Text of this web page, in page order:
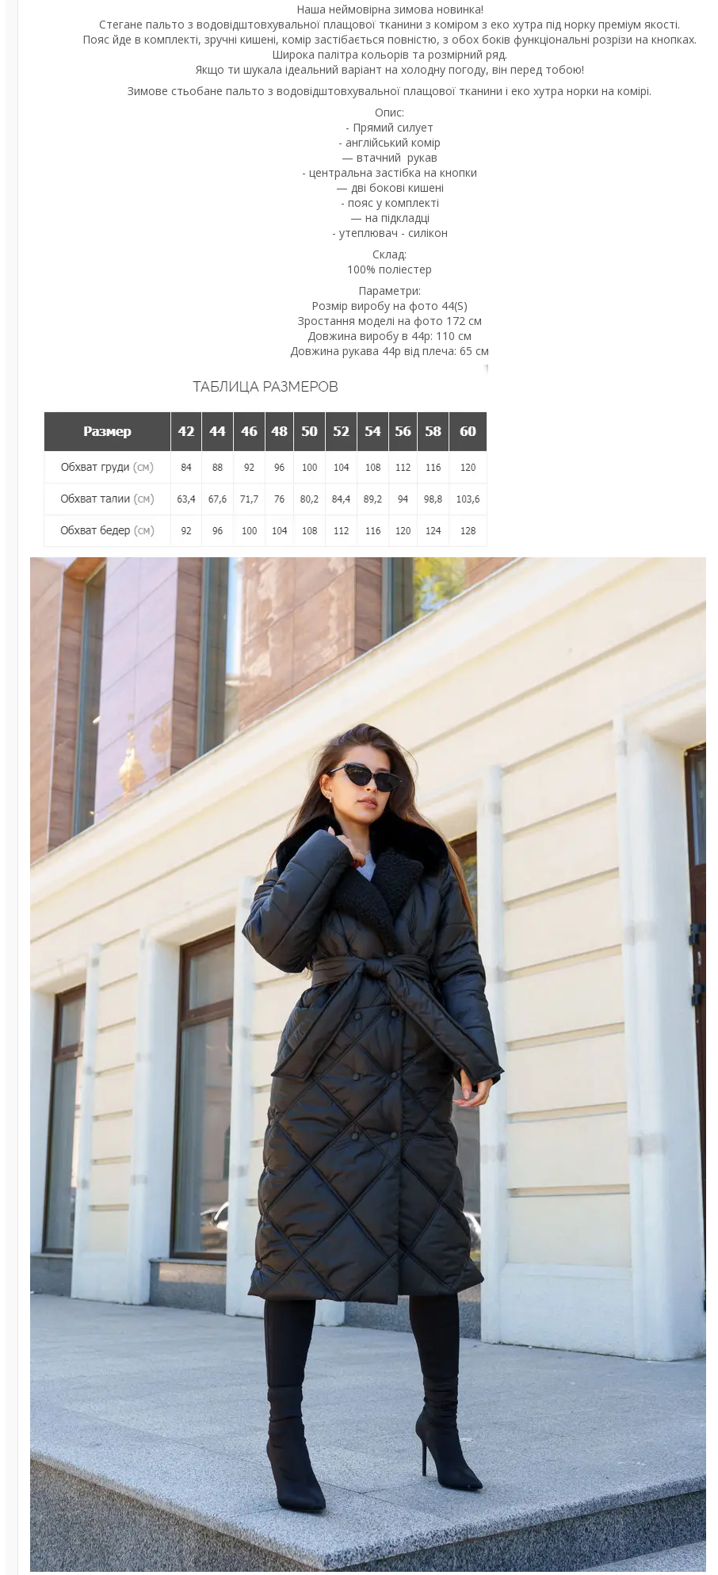
Наша неймовірна зимова новинка!
Стегане пальто з водовідштовхувальної плащової тканини з коміром з еко хутра під норку преміум якості.
Пояс йде в комплекті, зручні кишені, комір застібається повністю, з обох боків функціональні розрізи на кнопках.
Широка палітра кольорів та розмірний ряд.
Якщо ти шукала ідеальний варіант на холодну погоду, він перед тобою!
Зимове стьобане пальто з водовідштовхувальної плащової тканини і еко хутра норки на комірі.
Опис:
- Прямий силует
- англійський комір
— втачний рукав
- центральна застібка на кнопки
— дві бокові кишені
- пояс у комплекті
— на підкладці
- утеплювач - силікон
Склад:
100% поліестер
Параметри:
Розмір виробу на фото 44(S)
Зростання моделі на фото 172 см
Довжина виробу в 44р: 110 см
Довжина рукава 44р від плеча: 65 см